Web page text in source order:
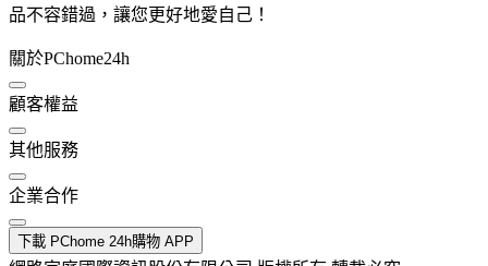
品不容錯過，讓您更好地愛自己！
關於PChome24h
顧客權益
其他服務
企業合作
下載 PChome 24h購物 APP